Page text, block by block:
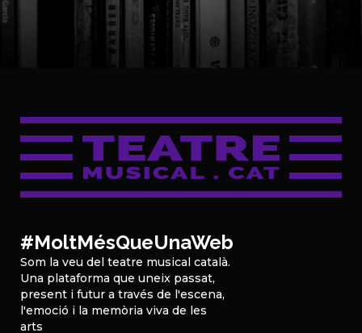
#MoltMésQueUnaWeb
Som la veu del teatre musical català.
Una plataforma que uneix passat,
present i futur a través de l'escena,
l'emoció i la memòria viva de les
arts